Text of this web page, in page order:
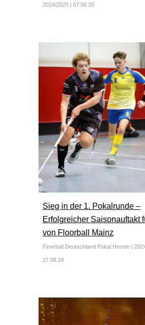
2024/2025 |07.06 .25
Sieg in der 1. Pokalrunde –
Erfolgreicher Saisonauftakt
von Floorball Mainz
Floorball Deutschland Pokal Herren |
27 .08 .24